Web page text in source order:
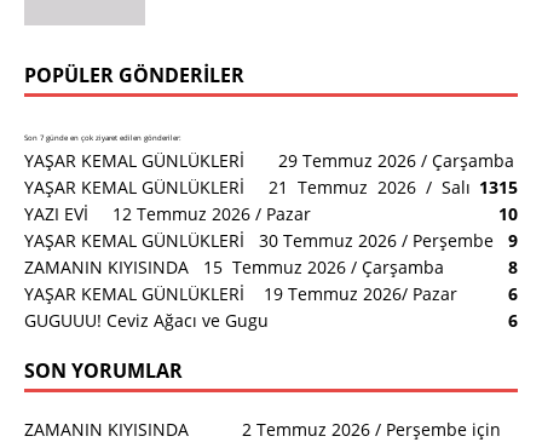
POPÜLER GÖNDERILER
Son 7 günde en çok ziyaret edilen gönderiler:
YAŞAR KEMAL GÜNLÜKLERİ 29 Temmuz 2026 / Çarşamba
15
YAŞAR KEMAL GÜNLÜKLERİ 21 Temmuz 2026 / Salı 13
YAZI EVİ 12 Temmuz 2026 / Pazar
10
YAŞAR KEMAL GÜNLÜKLERİ 30 Temmuz 2026 / Perşembe
9
ZAMANIN KIYISINDA 15 Temmuz 2026 / Çarşamba
8
YAŞAR KEMAL GÜNLÜKLERİ 19 Temmuz 2026/ Pazar
6
GUGUUU! Ceviz Ağacı ve Gugu
6
SON YORUMLAR
ZAMANIN KIYISINDA 2 Temmuz 2026 / Perşembe için